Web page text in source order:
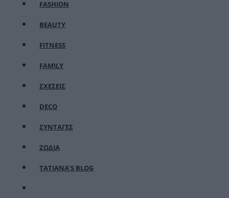
FASHION
BEAUTY
FITNESS
FAMILY
ΣΧΕΣΕΙΣ
DECO
ΣΥΝΤΑΓΕΣ
ΖΩΔΙΑ
TATIANA’S BLOG